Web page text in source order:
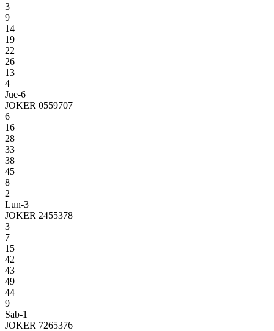
3
9
14
19
22
26
13
4
Jue-6
JOKER 0559707
6
16
28
33
38
45
8
2
Lun-3
JOKER 2455378
3
7
15
42
43
49
44
9
Sab-1
JOKER 7265376